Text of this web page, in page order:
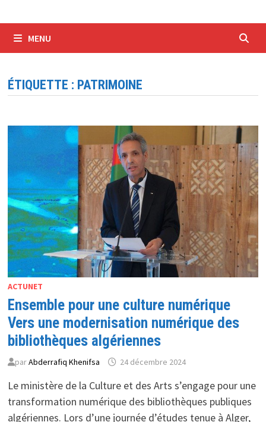
MENU
ÉTIQUETTE : PATRIMOINE
ACTUNET
Ensemble pour une culture numérique
Vers une modernisation numérique des
bibliothèques algériennes
parAbderrafiq Khenifsa 24 décembre 2024
Le ministère de la Culture et des Arts s’engage pour une
transformation numérique des bibliothèques publiques
algériennes. Lors d’une journée d’études tenue à Alger,